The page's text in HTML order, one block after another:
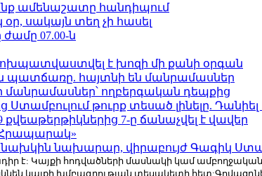
ամենաշատը հանդիպում
սակայն տեղ չի հասել
ժամը 07.00-ն
է խոզի մի քանի օրգան
պատճառը. հայտնի են մանրամասներ
մանրամասներ՝ ողբերգական դեպքից
թուրք տեսած լինելը.
7-ը ճանաչվել է վավեր
նախարար, վիրաբույժ Գագիկ
է: Կայքի հոդվածների մասնակի կամ
կայքի խմբագրության տեսակետի